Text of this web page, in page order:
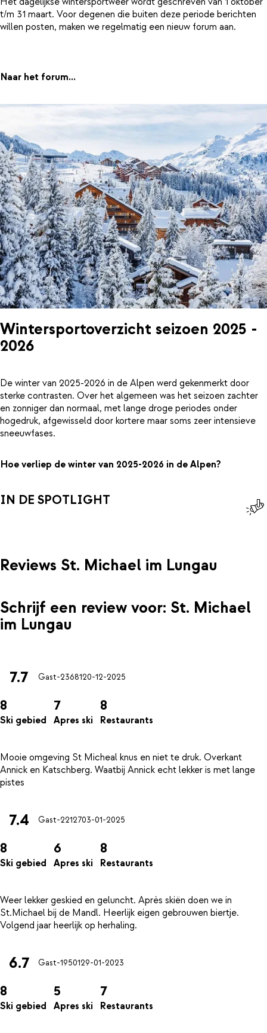
t/m 31 maart. Voor degenen die buiten deze periode berichten
willen posten, maken we regelmatig een nieuw forum aan.
Naar het forum...
Wintersportoverzicht seizoen 2025 -
2026
De winter van 2025-2026 in de Alpen werd gekenmerkt door
sterke contrasten. Over het algemeen was het seizoen zachter
en zonniger dan normaal, met lange droge periodes onder
hogedruk, afgewisseld door kortere maar soms zeer intensieve
sneeuwfases.
Hoe verliep de winter van 2025-2026 in de Alpen?
IN DE SPOTLIGHT
Reviews St. Michael im Lungau
Schrijf een review voor: St. Michael
im Lungau
7.7 Gast-2368120-12-2025
8
Ski gebied
7
Apres ski
8
Restaurants
Mooie omgeving St Micheal knus en niet te druk. Overkant
Annick en Katschberg. Waatbij Annick echt lekker is met lange
7.4 Gast-2212703-01-2025
8
Ski gebied
6
Apres ski
8
Restaurants
Weer lekker geskied en geluncht. Après skiën doen we in
St.Michael bij de Mandl. Heerlijk eigen gebrouwen biertje.
6.7 Gast-1950129-01-2023
8
Ski gebied
5
Apres ski
7
Restaurants